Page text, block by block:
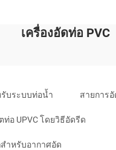
เครื่องอัดท่อ PVC
บระบบท่อน้ำ สายการ
ท่อ UPVC โดยวิธีอัดรีด
ำหรับอากาศอัด